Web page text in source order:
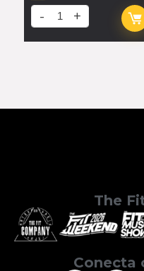
The
Conecta